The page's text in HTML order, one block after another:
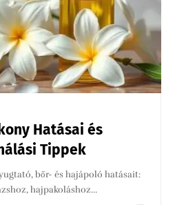
Hatásai és
Tippek
bőr- és hajápoló hatásait:
hajpakoláshoz…